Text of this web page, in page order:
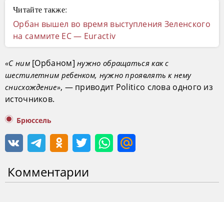
Читайте также:
Орбан вышел во время выступления Зеленского
на саммите ЕС — Euractiv
«С ним [Орбаном] нужно обращаться как с
шестилетним ребенком, нужно проявлять к нему
снисхождение», — приводит Politico слова одного из
источников.
Брюссель
Комментарии